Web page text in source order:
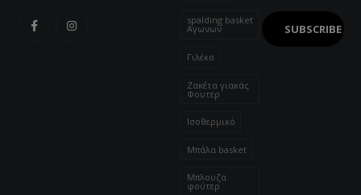
spalding basket
Αγωνων
Γιλέκο
Ζακέτα γιακάς
Φουτερ
Ισοθερμικό
Μπάλα basket
Μπλουζα
φούτερ